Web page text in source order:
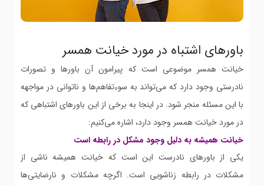
باورهای اشتباه در مورد خیانت همسر
خیانت همسر موضوعی است که پیرامون آن باورها و تصورات
نادرستی وجود دارد که می‌تواند به سوءتفاهم‌ها و ناتوانی در مواجهه
با این مسئله منجر شود. در اینجا به برخی از این باورهای اشتباهی که
در مورد خیانت همسر وجود دارد، اشاره می‌کنیم:
خیانت همیشه به دلیل وجود مشکل در رابطه است
یکی از باورهای نادرست این است که خیانت همیشه ناشی از
مشکلات در رابطه زناشویی است. اگرچه مشکلات و نارضایتی‌ها